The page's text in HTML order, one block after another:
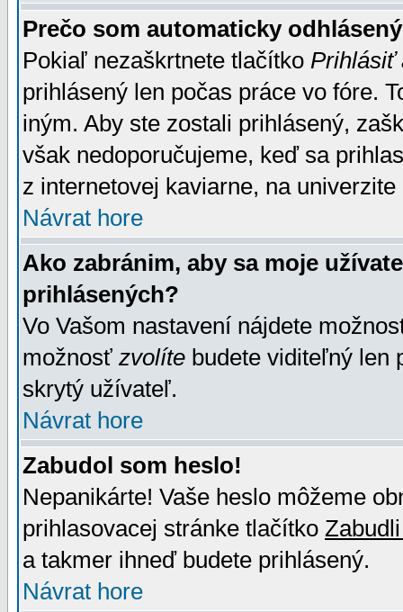
Prečo som automaticky
Pokiaľ nezaškrtnete tlačítko Prihlásiť
prihlásený len počas práce vo fóre.
iným. Aby ste zostali prihlásený,
však nedoporučujeme, keď sa
z internetovej kaviarne, na univerzite
Návrat hore
Ako zabránim, aby sa moje
prihlásených?
Vo Vašom nastavení nájdete
možnosť zvolíte budete viditeľný len
skrytý užívateľ.
Návrat hore
Zabudol som heslo!
Nepanikárte! Vaše heslo môžeme
prihlasovacej stránke tlačítko
a takmer ihneď budete prihlásený.
Návrat hore